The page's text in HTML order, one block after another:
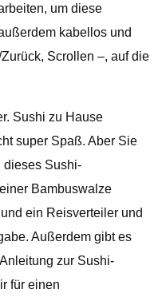
um diese
kabellos und
Scrollen –, auf die
Sushi zu Hause
super Spaß. Aber Sie
dieses Sushi-
Bambuswalze
ein Reisverteiler und
Außerdem gibt es
zur Sushi-
für einen